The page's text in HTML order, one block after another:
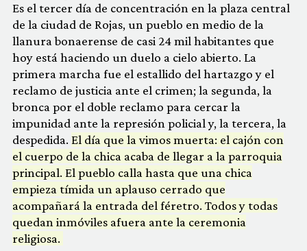
Es el tercer día de concentración en la plaza central
de la ciudad de Rojas, un pueblo en medio de la
llanura bonaerense de casi 24 mil habitantes que
hoy está haciendo un duelo a cielo abierto. La
primera marcha fue el estallido del hartazgo y el
reclamo de justicia ante el crimen; la segunda, la
bronca por el doble reclamo para cercar la
impunidad ante la represión policial y, la tercera, la
despedida. El día que la vimos muerta: el cajón con
el cuerpo de la chica acaba de llegar a la parroquia
principal. El pueblo calla hasta que una chica
empieza tímida un aplauso cerrado que
acompañará la entrada del féretro. Todos y todas
quedan inmóviles afuera ante la ceremonia
religiosa.